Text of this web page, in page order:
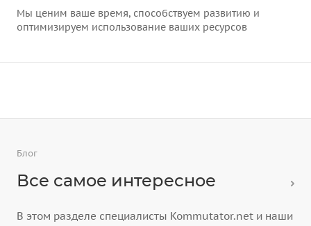
Мы ценим ваше время, способствуем развитию и
оптимизируем использование ваших ресурсов
Блог
Все самое интересное
В этом разделе специалисты Kommutator.net и наши